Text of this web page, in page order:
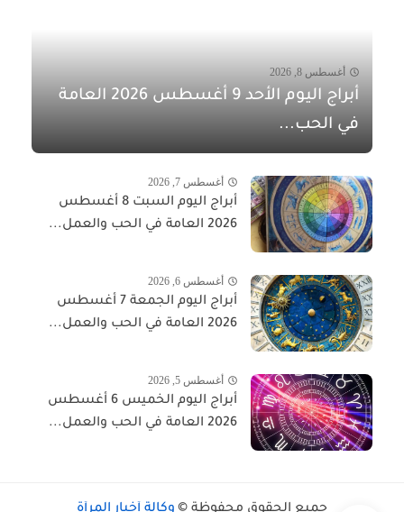
أغسطس 8, 2026
أبراج اليوم الأحد 9 أغسطس 2026 العامة
في الحب...
أغسطس 7, 2026
أبراج اليوم السبت 8 أغسطس
2026 العامة في الحب والعمل...
أغسطس 6, 2026
أبراج اليوم الجمعة 7 أغسطس
2026 العامة في الحب والعمل...
أغسطس 5, 2026
أبراج اليوم الخميس 6 أغسطس
2026 العامة في الحب والعمل...
جميع الحقوق محفوظة © وكالة أخبار المرأة